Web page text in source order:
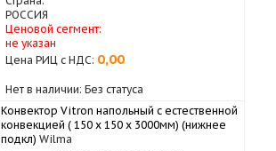
РОССИЯ
Ценовой сегмент:
не указан
Цена РИЦ с НДС: 0,00
Нет в наличии: Без статуса
Конвектор Vitron напольный с естественной
конвекцией ( 150 х 150 х 3000мм) (нижнее
подкл) Wilma